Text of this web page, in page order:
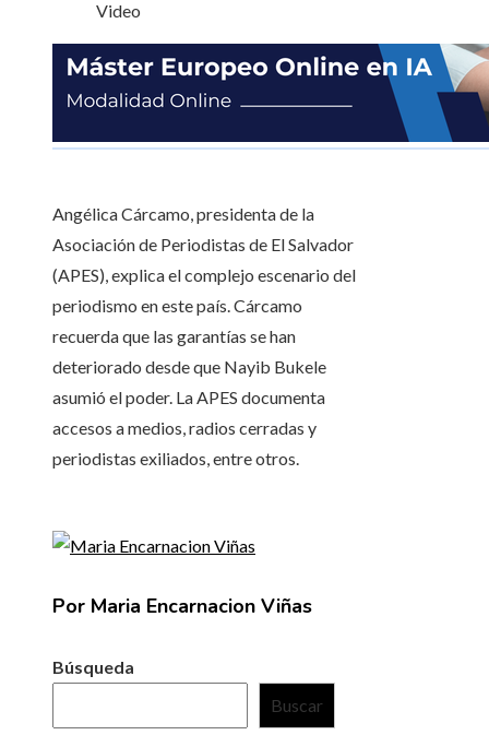
Angélica Cárcamo, presidenta de la
Asociación de Periodistas de El Salvador
(APES), explica el complejo escenario del
periodismo en este país. Cárcamo
recuerda que las garantías se han
deteriorado desde que Nayib Bukele
asumió el poder. La APES documenta
accesos a medios, radios cerradas y
periodistas exiliados, entre otros.
Por Maria Encarnacion Viñas
Búsqueda
Buscar